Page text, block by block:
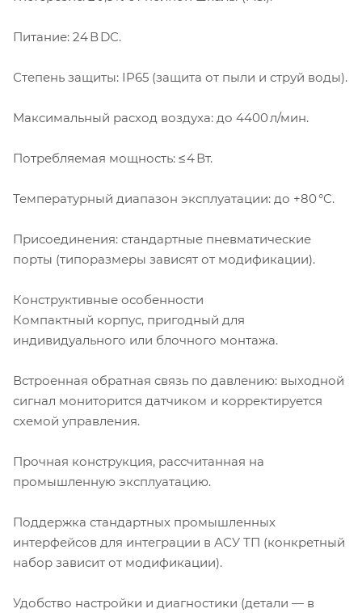
Питание: 24 В DC.
Степень защиты: IP65 (защита от пыли и струй воды).
Максимальный расход воздуха: до 4400 л/мин.
Потребляемая мощность: ≤ 4 Вт.
Температурный диапазон эксплуатации: до +80 °C.
Присоединения: стандартные пневматические
порты (типоразмеры зависят от модификации).
Конструктивные особенности
Компактный корпус, пригодный для
индивидуального или блочного монтажа.
Встроенная обратная связь по давлению: выходной
сигнал мониторится датчиком и корректируется
схемой управления.
Прочная конструкция, рассчитанная на
промышленную эксплуатацию.
Поддержка стандартных промышленных
интерфейсов для интеграции в АСУ ТП (конкретный
набор зависит от модификации).
Удобство настройки и диагностики (детали — в